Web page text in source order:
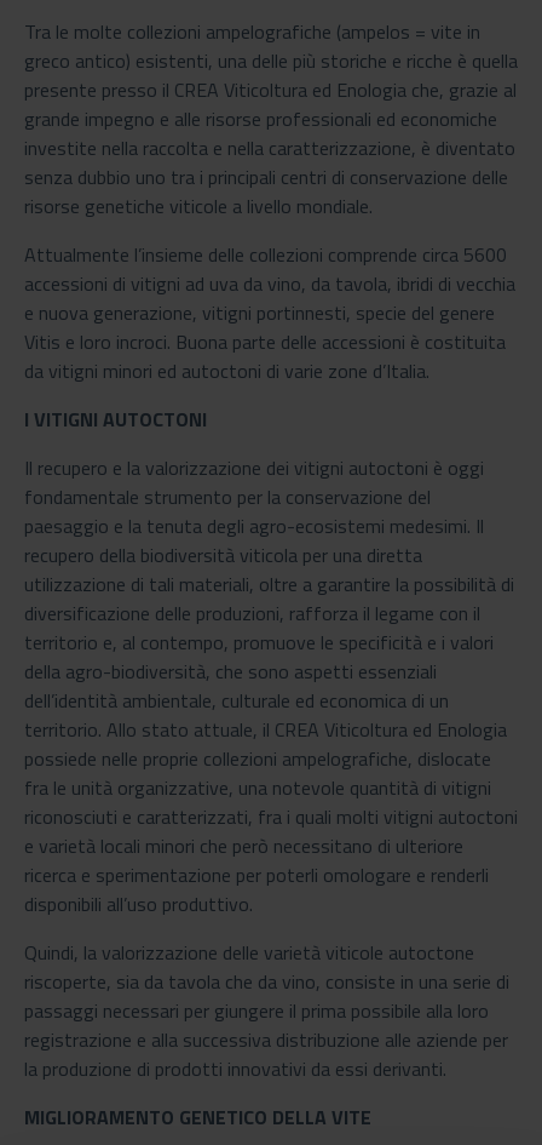
Tra le molte collezioni ampelografiche (ampelos = vite in
greco antico) esistenti, una delle più storiche e ricche è quella
presente presso il CREA Viticoltura ed Enologia che, grazie al
grande impegno e alle risorse professionali ed economiche
investite nella raccolta e nella caratterizzazione, è diventato
senza dubbio uno tra i principali centri di conservazione delle
risorse genetiche viticole a livello mondiale.
Attualmente l’insieme delle collezioni comprende circa 5600
accessioni di vitigni ad uva da vino, da tavola, ibridi di vecchia
e nuova generazione, vitigni portinnesti, specie del genere
Vitis e loro incroci. Buona parte delle accessioni è costituita
da vitigni minori ed autoctoni di varie zone d’Italia.
I VITIGNI AUTOCTONI
Il recupero e la valorizzazione dei vitigni autoctoni è oggi
fondamentale strumento per la conservazione del
paesaggio e la tenuta degli agro-ecosistemi medesimi. Il
recupero della biodiversità viticola per una diretta
utilizzazione di tali materiali, oltre a garantire la possibilità di
diversificazione delle produzioni, rafforza il legame con il
territorio e, al contempo, promuove le specificità e i valori
della agro-biodiversità, che sono aspetti essenziali
dell’identità ambientale, culturale ed economica di un
territorio. Allo stato attuale, il CREA Viticoltura ed Enologia
possiede nelle proprie collezioni ampelografiche, dislocate
fra le unità organizzative, una notevole quantità di vitigni
riconosciuti e caratterizzati, fra i quali molti vitigni autoctoni
e varietà locali minori che però necessitano di ulteriore
ricerca e sperimentazione per poterli omologare e renderli
disponibili all’uso produttivo.
Quindi, la valorizzazione delle varietà viticole autoctone
riscoperte, sia da tavola che da vino, consiste in una serie di
passaggi necessari per giungere il prima possibile alla loro
registrazione e alla successiva distribuzione alle aziende per
la produzione di prodotti innovativi da essi derivanti.
MIGLIORAMENTO GENETICO DELLA VITE